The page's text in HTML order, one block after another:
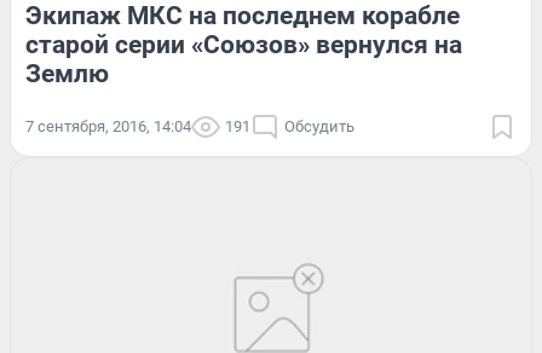
Экипаж МКС на последнем корабле
старой серии «Союзов» вернулся на
Землю
7 сентября, 2016, 14:04 191 Обсудить